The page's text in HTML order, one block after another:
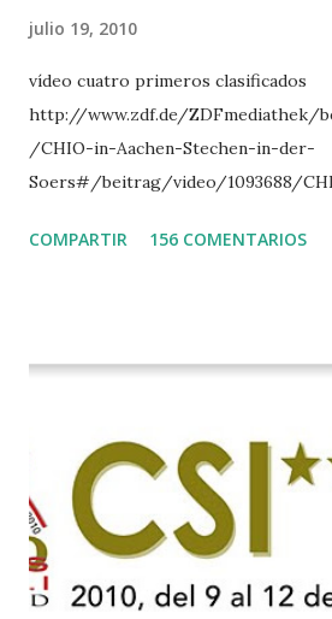
julio 19, 2010
vídeo cuatro primeros clasificados
http://www.zdf.de/ZDFmediathek/
/CHIO-in-Aachen-Stechen-in-der-
Soers#/beitrag/video/1093688/
COMPARTIR 156 COMENTARIOS